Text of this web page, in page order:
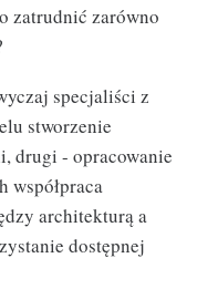
zatrudnić zarówno
specjaliści z
stworzenie
drugi - opracowanie
współpraca
architekturą a
dostępnej